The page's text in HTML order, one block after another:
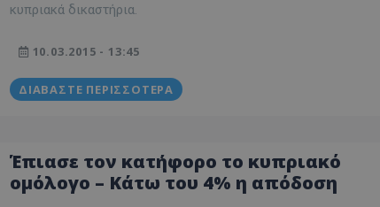
κυπριακά δικαστήρια.
10.03.2015 - 13:45
ΔΙΑΒΆΣΤΕ ΠΕΡΙΣΣΌΤΕΡΑ
Έπιασε τον κατήφορο το κυπριακό
ομόλογο – Κάτω του 4% η απόδοση